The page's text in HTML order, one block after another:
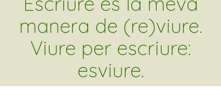
manera de (re)viure.
Viure per escriure:
esviure.